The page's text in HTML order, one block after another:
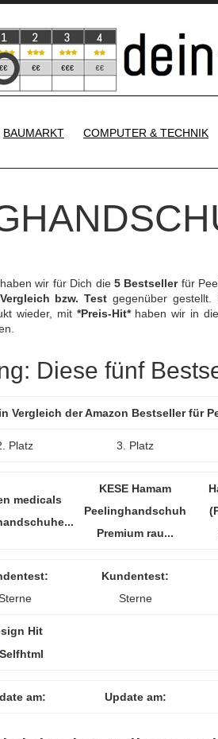
BAUMARKT
COMPUTER & TECHNIK
wir für Dich die 5 Bestsellerfür
Vergleich bzw. Test gegenüber gestellt.
wieder, mit *Preis-Hit*haben wir in
Diese fünf
Vergleich der Amazon Bestseller für
Platz 3. Platz
medicals
KESE Hamam
Peelinghandschuh
Premium rau...
Kundentest:
Sterne
Hit
am: Update am: